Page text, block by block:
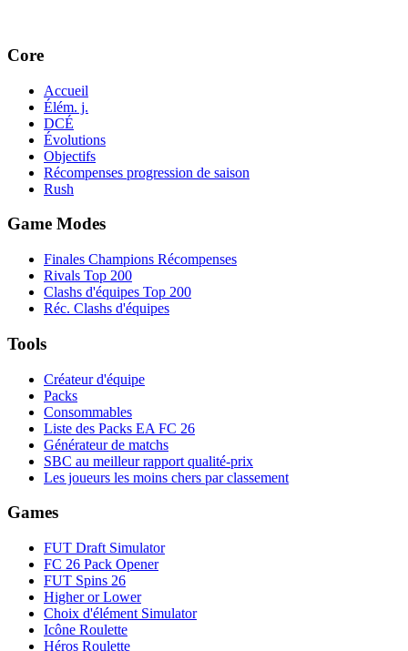
Core
Accueil
Élém. j.
DCÉ
Évolutions
Objectifs
Récompenses progression de saison
Rush
Game Modes
Finales Champions Récompenses
Rivals Top 200
Clashs d'équipes Top 200
Réc. Clashs d'équipes
Tools
Créateur d'équipe
Packs
Consommables
Liste des Packs EA FC 26
Générateur de matchs
SBC au meilleur rapport qualité-prix
Les joueurs les moins chers par classement
Games
FUT Draft Simulator
FC 26 Pack Opener
FUT Spins 26
Higher or Lower
Choix d'élément Simulator
Icône Roulette
Héros Roulette